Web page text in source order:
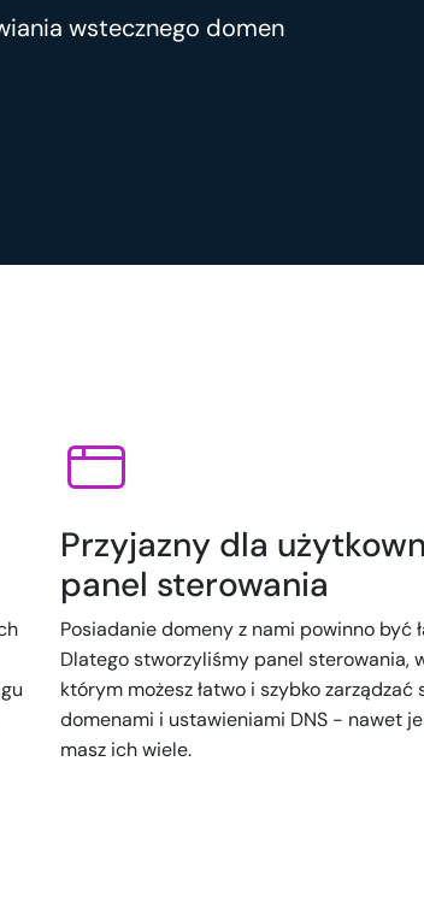
wstecznego domen
Przyjazny dla
panel sterowania
Posiadanie domeny z nami powinno być
Dlatego stworzyliśmy panel sterowania,
którym możesz łatwo i szybko zarządzać
domenami i ustawieniami DNS - nawet
masz ich wiele.